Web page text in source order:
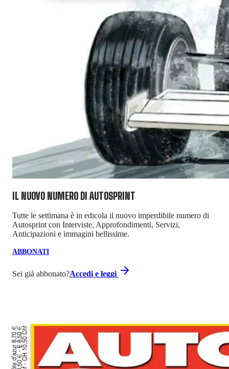
IL NUOVO NUMERO DI AUTOSPRINT
Tutte le settimana è in edicola il nuovo imperdibile numero di
Autosprint con Interviste, Approfondimenti, Servizi,
Anticipazioni e immagini bellissime.
ABBONATI
Sei già abbonato?Accedi e leggi